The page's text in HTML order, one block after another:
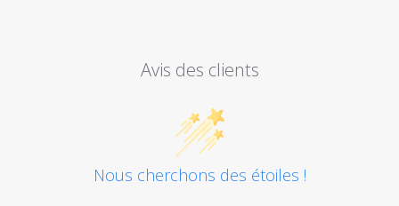
Avis des clients
Nous cherchons des étoiles !